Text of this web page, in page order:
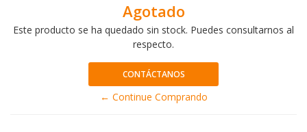
Agotado
Este producto se ha quedado sin stock. Puedes consultarnos al
respecto.
CONTÁCTANOS
← Continue Comprando